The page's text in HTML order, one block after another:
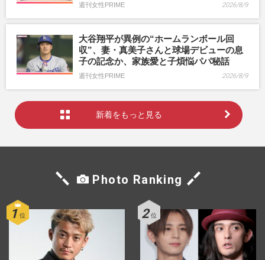
週刊女性PRIME 2026/8/9
大谷翔平が異例の“ホームランボール回
収”、妻・真美子さんと球場デビューの息
子の記念か、家族愛と子煩悩パパ秘話
週刊女性PRIME 2026/8/9
新着をもっと見る
Photo Ranking